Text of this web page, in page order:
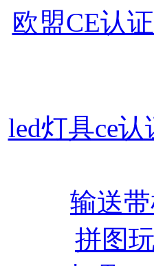
欧盟CE认
led灯具ce
输送
拼图